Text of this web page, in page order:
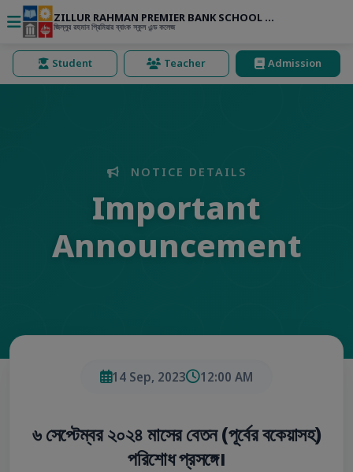
ZILLUR RAHMAN PREMIER BANK SCHOOL & COLLEGE
জিল্লুর রহমান প্রিমিয়ার ব্যাংক স্কুল এন্ড কলেজ
Student Teacher Admission
NOTICE DETAILS
Important
Announcement
14 Sep, 2023 12:00 AM
৬ সেপ্টেম্বর ২০২৪ মাসের বেতন (পূর্বের বকেয়াসহ)
পরিশোধ প্রসঙ্গে।